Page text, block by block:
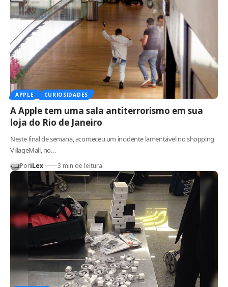
APPLE CURIOSIDADES
A Apple tem uma sala antiterrorismo em sua
loja do Rio de Janeiro
Neste final de semana, aconteceu um incidente lamentável no shopping
VillageMall, no…
PoriLex 3 min de leitura